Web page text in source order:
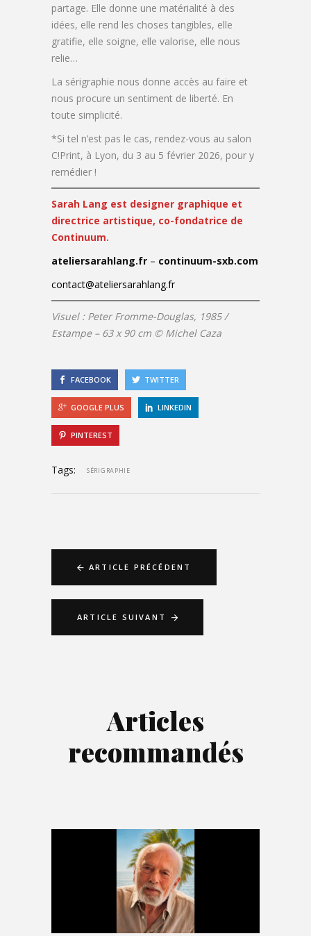
partage. Elle donne une matérialité à des
idées, elle rend les choses tangibles, elle
gratifie, elle soigne, elle valorise, elle nous
relie…
La sérigraphie nous donne accès au faire et
nous procure un sentiment de liberté. En
toute simplicité.
*Si tel n’est pas le cas, rendez-vous au salon
C!Print, à Lyon, du 3 au 5 février 2026, pour y
remédier !
Sarah Lang est designer graphique et
directrice artistique, co-fondatrice de
Continuum.
ateliersarahlang.fr – continuum-sxb.com
contact@ateliersarahlang.fr
Visuel : Peter Fromme-Douglas, 1985 /
Estampe – 63 x 90 cm © Michel Caza
FACEBOOK TWITTER
GOOGLE PLUS LINKEDIN
PINTEREST
Tags: SÉRIGRAPHIE
ARTICLE PRÉCÉDENT
ARTICLE SUIVANT
Articles
recommandés